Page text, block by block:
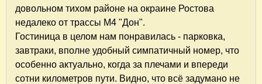
довольном тихом районе на окраине Ростова
недалеко от трассы М4 "Дон".
Гостиница в целом нам понравилась - парковка,
завтраки, вполне удобный симпатичный номер, что
особенно актуально, когда за плечами и впереди
сотни километров пути. Видно, что всё задумано не